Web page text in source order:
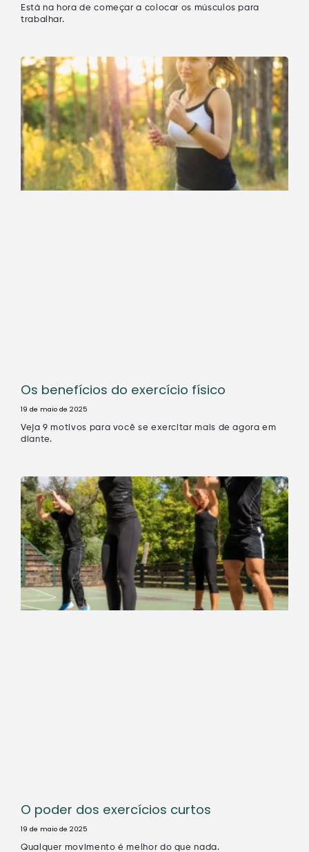
Está na hora de começar a colocar os músculos para
trabalhar.
Os benefícios do exercício físico
19 de maio de 2025
Veja 9 motivos para você se exercitar mais de agora em
diante.
O poder dos exercícios curtos
19 de maio de 2025
Qualquer movimento é melhor do que nada.